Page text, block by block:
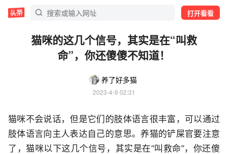
打开看看
猫咪的这几个信号，其实是在“叫救
命”，你还傻傻不知道！
养了好多猫
2023-4-9 02:31
猫咪不会说话，但是它们的肢体语言很丰富，可以通过
肢体语言向主人表达自己的意思。养猫的铲屎官要注意
了，猫咪以下这几个信号，其实是在“叫救命”，你还傻